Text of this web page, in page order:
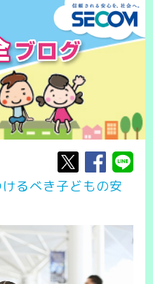
るべき子どもの安